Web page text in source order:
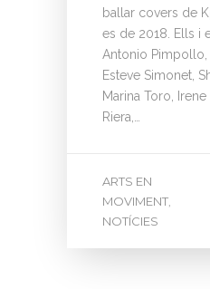
ballar covers de
es de 2018. Ells i
Antonio Pimpollo,
Esteve Simonet,
Marina Toro,
Riera,…
ARTS EN
MOVIMENT
NOTÍCIES